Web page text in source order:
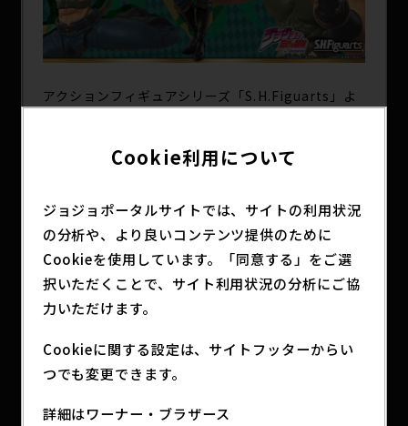
アクションフィギュアシリーズ「S.H.Figuarts」よ
圧倒的可動域で名シーンも再現可能！豊富なセット
6月2日（月）16時より一般店頭・ネットショップに
て予約開始。
S.H.Figuartsとは…
「造形」「可動」「彩色」とあらゆる
フィギュアの技術を凝縮したアクションフィギュア
シリーズ。
S.H.Figuarts ジョジョの奇妙な冒険シリーズでは
魂のデジタル彩色を採用。表情の特徴を細密に再
現。
Cookie利用について
ジョジョポータルサイトでは、サイトの利用状況
の分析や、より良いコンテンツ提供のために
Cookieを使用しています。「同意する」をご選
択いただくことで、サイト利用状況の分析にご協
力いただけます。
Cookieに関する設定は、サイトフッターからい
つでも変更できます。
詳細はワーナー・ブラザース